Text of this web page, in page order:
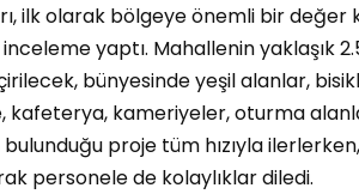
ilk olarak bölgeye önemli bir değer
yaptı. Mahallenin yaklaşık
bünyesinde yeşil alanlar,
kafeterya, kameriyeler, oturma
bulunduğu proje tüm hızıyla
personele de kolaylıklar diledi.